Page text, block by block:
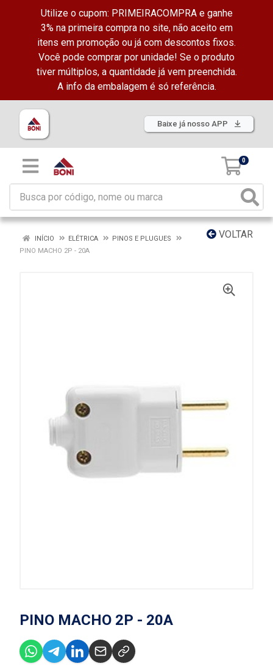
Utilize o cupom: PRIMEIRACOMPRA e ganhe
3% na primeira compra no site, não aceito em
itens em promoção ou já com descontos fixos.
Você pode comprar por unidade! Se o produto
tiver múltiplos, a quantidade já vem preenchida.
A info da embalagem é só referência.
Baixe já nosso APP
0
VOLTAR
INÍCIO ELÉTRICA
PINOS E PLUGUES
PINO MACHO 2P - 20A
PINO MACHO 2P - 20A